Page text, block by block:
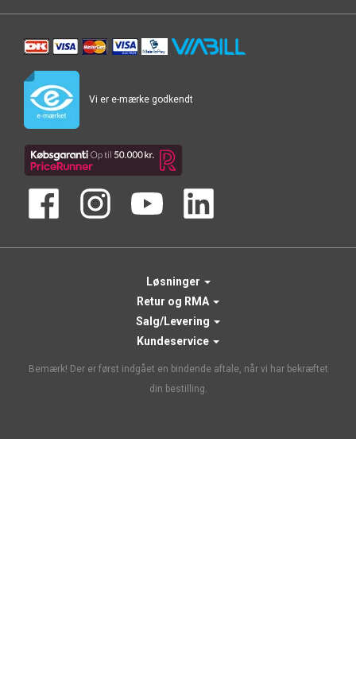
Vi er e-mærke godkendt
Løsninger
Retur og RMA
Salg/Levering
Kundeservice
Bemærk! Der er først indgået en bindende aftale, når vi har bekræftet
din bestilling.